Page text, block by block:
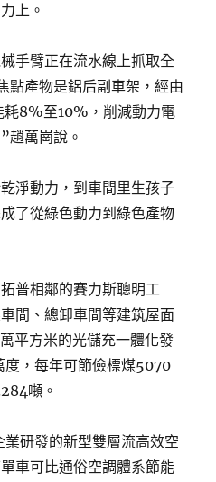
上。
手臂正在流水線上抓取全
點產物是鋁后副車架，經由
8%至10%，削減動力電
趙萬崗說。
淨動力，到車間里生孩子
了從綠色動力到綠色產物
普相鄰的賽力斯聰明工
間、總卸車間等建筑屋面
平方米的光儲充一體化發
，每年可節儉標煤5070
噸。
研發的新型雙層流高效空
車可比通俗空調體系節能